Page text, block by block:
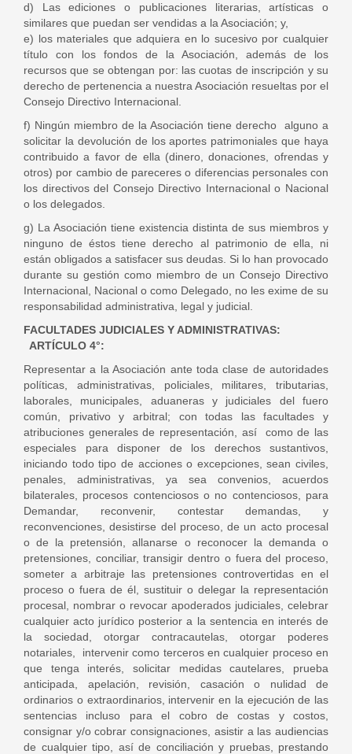
d) Las ediciones o publicaciones literarias, artísticas o
similares que puedan ser vendidas a la Asociación; y,
e) los materiales que adquiera en lo sucesivo por cualquier
título con los fondos de la Asociación, además de los
recursos que se obtengan por: las cuotas de inscripción y su
derecho de pertenencia a nuestra Asociación resueltas por el
Consejo Directivo Internacional.
f) Ningún miembro de la Asociación tiene derecho alguno a
solicitar la devolución de los aportes patrimoniales que haya
contribuido a favor de ella (dinero, donaciones, ofrendas y
otros) por cambio de pareceres o diferencias personales con
los directivos del Consejo Directivo Internacional o Nacional
o los delegados.
g) La Asociación tiene existencia distinta de sus miembros y
ninguno de éstos tiene derecho al patrimonio de ella, ni
están obligados a satisfacer sus deudas. Si lo han provocado
durante su gestión como miembro de un Consejo Directivo
Internacional, Nacional o como Delegado, no les exime de su
responsabilidad administrativa, legal y judicial.
FACULTADES JUDICIALES Y ADMINISTRATIVAS:
ARTÍCULO 4°:
Representar a la Asociación ante toda clase de autoridades
políticas, administrativas, policiales, militares, tributarias,
laborales, municipales, aduaneras y judiciales del fuero
común, privativo y arbitral; con todas las facultades y
atribuciones generales de representación, así como de las
especiales para disponer de los derechos sustantivos,
iniciando todo tipo de acciones o excepciones, sean civiles,
penales, administrativas, ya sea convenios, acuerdos
bilaterales, procesos contenciosos o no contenciosos, para
Demandar, reconvenir, contestar demandas, y
reconvenciones, desistirse del proceso, de un acto procesal
o de la pretensión, allanarse o reconocer la demanda o
pretensiones, conciliar, transigir dentro o fuera del proceso,
someter a arbitraje las pretensiones controvertidas en el
proceso o fuera de él, sustituir o delegar la representación
procesal, nombrar o revocar apoderados judiciales, celebrar
cualquier acto jurídico posterior a la sentencia en interés de
la sociedad, otorgar contracautelas, otorgar poderes
notariales, intervenir como terceros en cualquier proceso en
que tenga interés, solicitar medidas cautelares, prueba
anticipada, apelación, revisión, casación o nulidad de
ordinarios o extraordinarios, intervenir en la ejecución de las
sentencias incluso para el cobro de costas y costos,
consignar y/o cobrar consignaciones, asistir a las audiencias
de cualquier tipo, así de conciliación y pruebas, prestando